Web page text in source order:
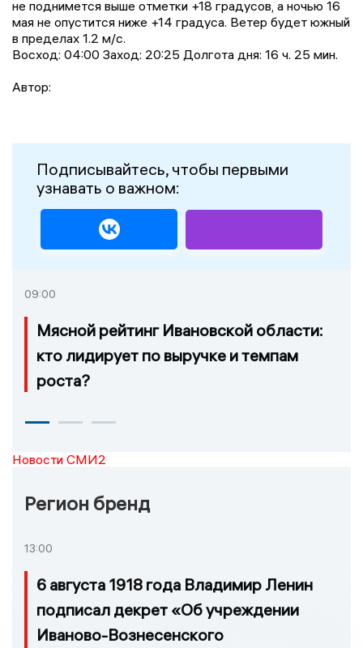
не поднимется выше отметки +18 градусов, a ночью 16
мая не опустится ниже +14 градусa. Ветер будет южный
в пределах 1.2 м/с.
Восход: 04:00 Заход: 20:25 Долгота дня: 16 ч. 25 мин.
Автор:
Подписывайтесь, чтобы первыми
узнавать о важном:
09:00
Мясной рейтинг Ивановской области:
кто лидирует по выручке и темпам
роста?
Новости СМИ2
Регион бренд
13:00
6 августа 1918 года Владимир Ленин
подписал декрет «Об учреждении
Иваново-Вознесенского